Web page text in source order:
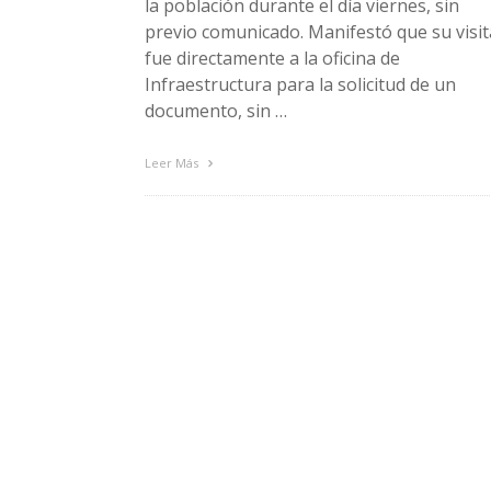
la población durante el día viernes, sin
previo comunicado. Manifestó que su
fue directamente a la oficina de
Infraestructura para la solicitud de un
documento, sin …
Leer Más